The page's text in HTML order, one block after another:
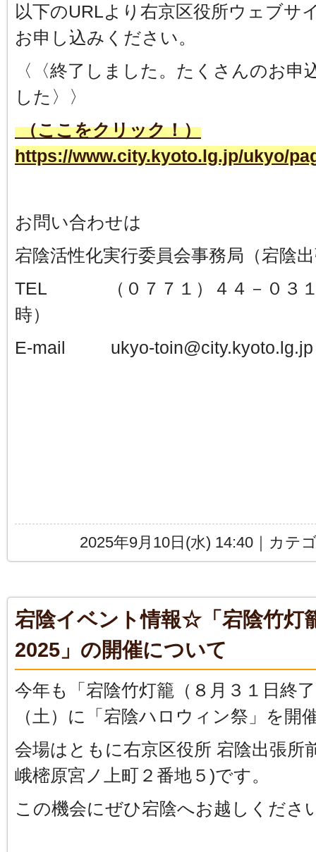
以下のURLより右京区役所ウェブサ
お申し込みください。
〈〈終了しました。たくさんのお
した〉〉
（ここをクリック！）
https://www.city.kyoto.lg.jp/ukyo/
お問い合わせは
宕陰活性化実行委員会事務局（
TEL （０７７１）４４－０３１
時）
E-mail ukyo-
2025年9月10日(水) 14:40｜カテ
宕陰イベント情報☆「宕陰竹灯
2025」の開催について
今年も「宕陰竹灯籠（８月３１日終
（土）に「宕陰ハロウィン祭」を開
会場はともに右京区役所 宕陰出張所
峨樒原宮ノ上町２番地５)です。
この機会にぜひ宕陰へお越しくださ